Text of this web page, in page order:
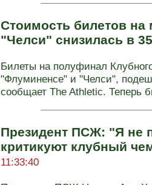
Стоимость билетов
"Челси" снизилась в
Билеты на полуфинал
"Флуминенсе" и "Челси",
сообщает The Athletic. Теперь
Президент ПСЖ: "Я не
критикуют клубный
11:33:40